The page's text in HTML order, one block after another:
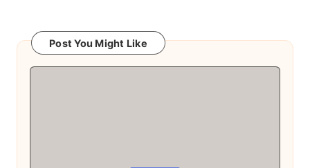
Post You Might Like